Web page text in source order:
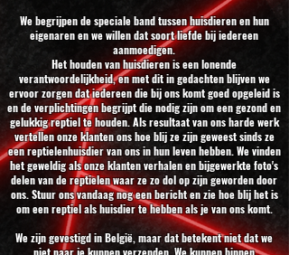
We begrijpen de speciale band tussen huisdieren en hun
eigenaren en we willen dat soort liefde bij iedereen
aanmoedigen.
Het houden van huisdieren is een lonende
verantwoordelijkheid, en met dit in gedachten blijven we
ervoor zorgen dat iedereen die bij ons komt goed opgeleid is
en de verplichtingen begrijpt die nodig zijn om een gezond en
gelukkig reptiel te houden. Als resultaat van ons harde werk
vertellen onze klanten ons hoe blij ze zijn geweest sinds ze
een reptielenhuisdier van ons in hun leven hebben. We vinden
het geweldig als onze klanten verhalen en bijgewerkte foto's
delen van de reptielen waar ze zo dol op zijn geworden door
ons. Stuur ons vandaag nog een bericht en zie hoe blij het is
om een reptiel als huisdier te hebben als je van ons komt.
We zijn gevestigd in België, maar dat betekent niet dat we
niet naar je kunnen verzenden. We kunnen binnen